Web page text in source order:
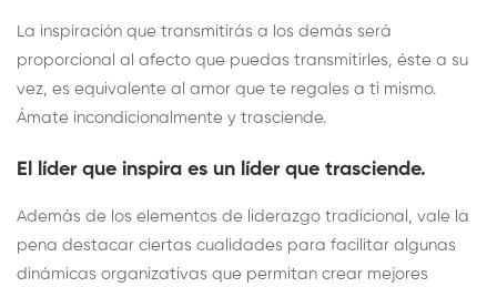
La inspiración que transmitirás a los demás será
proporcional al afecto que puedas transmitirles, éste a su
vez, es equivalente al amor que te regales a ti mismo.
Ámate incondicionalmente y trasciende.
El líder que inspira es un líder que trasciende.
Además de los elementos de liderazgo tradicional, vale la
pena destacar ciertas cualidades para facilitar algunas
dinámicas organizativas que permitan crear mejores